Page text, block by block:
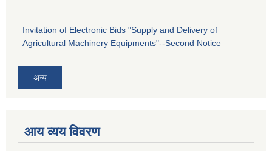
Invitation of Electronic Bids "Supply and Delivery of
Agricultural Machinery Equipments"--Second Notice
अन्य
आय व्यय विवरण